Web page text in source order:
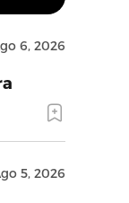
6, 2026
5, 2026